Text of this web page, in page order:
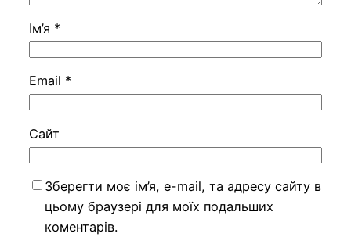
Ім’я *
Email *
Сайт
Зберегти моє ім’я, e-mail, та адресу сайту в
цьому браузері для моїх подальших
коментарів.